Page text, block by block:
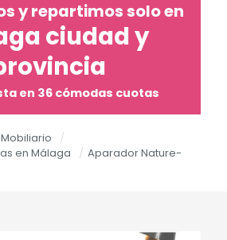
y repartimos solo en
ciudad y
en 36 cómodas cuotas
Mobiliario
/
en Málaga
/ Aparador Nature-